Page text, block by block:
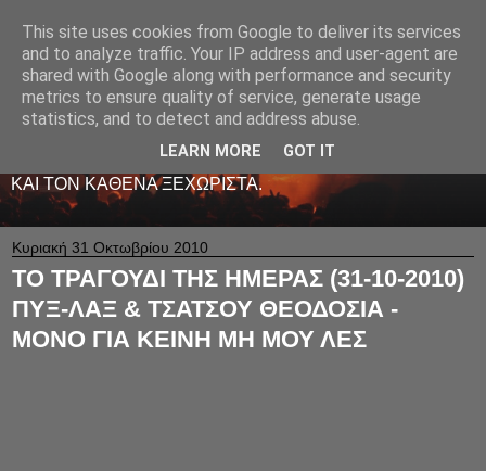
LIVE RADIO NET
ΤΟ ΠΡΩΤΟ ΖΩΝΤΑΝΟ ΜΟΥΣΙΚΟ ΡΑΔΙΟΦΩΝΟ ΣΤΟ
ΙΝΤΕΡΝΕΤ. 24 ΩΡΕΣ ΤΟ 24ΩΡΟ ΠΑΙΖΕΙ ΚΑΛΗ
ΕΛΛΗΝΙΚΗ ΜΟΥΣΙΚΗ ΑΠΟ LIVE - ΚΑΙ ΟΧΙ ΜΟΝΟ
ΚΑΙ ΤΟΝ ΚΑΘΕΝΑ ΞΕΧΩΡΙΣΤΑ.
Κυριακή 31 Οκτωβρίου 2010
ΤΟ ΤΡΑΓΟΥΔΙ ΤΗΣ ΗΜΕΡΑΣ (31-10-2010)
ΠΥΞ-ΛΑΞ & ΤΣΑΤΣΟΥ ΘΕΟΔΟΣΙΑ -
ΜΟΝΟ ΓΙΑ ΚΕΙΝΗ ΜΗ ΜΟΥ ΛΕΣ
This site uses cookies from Google to deliver its services
and to analyze traffic. Your IP address and user-agent are
shared with Google along with performance and security
metrics to ensure quality of service, generate usage
statistics, and to detect and address abuse.
LEARN MORE GOT IT